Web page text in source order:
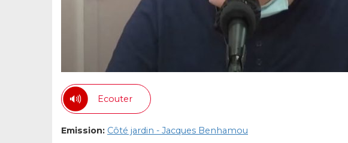
Ecouter
Emission: Côté jardin - Jacques Benhamou